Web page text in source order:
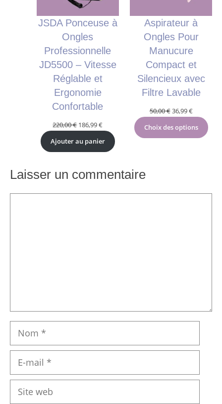
JSDA Ponceuse à
Ongles
Professionnelle
JD5500 – Vitesse
Réglable et
Ergonomie
Confortable
220,00€ Le
initial
220,00 €.
186,99€Le
prix
actuel
186,99 €.
Ajouter au panier
Aspirateur à
Ongles Pour
Manucure
Compact et
Silencieux avec
Filtre Lavable
50,00€Le
initial
36,99€Le
prix
actuel
Choix des options
Laisser un commentaire
Nom
mail
Site